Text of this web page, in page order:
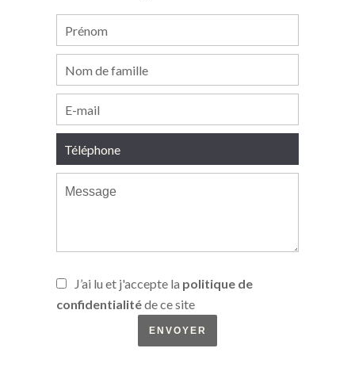
J’ai lu et j'accepte la politique de
confidentialitéde ce site
ENVOYER